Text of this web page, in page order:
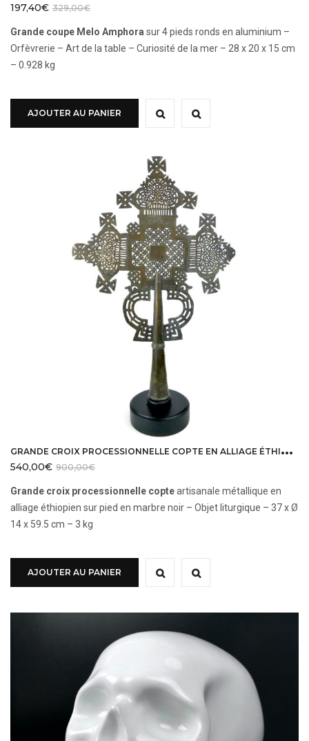
329,00€
197,40€
Grande coupe Melo Amphora sur 4 pieds ronds en aluminium –
Orfèvrerie – Art de la table – Curiosité de la mer – 28 x 20 x 15 cm
– 0.928 kg
AJOUTER AU PANIER
G
RANDE CROIX PROCESSIONNELLE COPTE EN ALLIAGE ÉTHIOPIEN SUR PIED EN MARBRE NOIR
900,00€
540,00€
Grande croix processionnelle copteartisanale métallique en
alliage éthiopien sur pied en marbre noir – Objet liturgique – 37 x Ø
14 x 59.5 cm – 3 kg
AJOUTER AU PANIER